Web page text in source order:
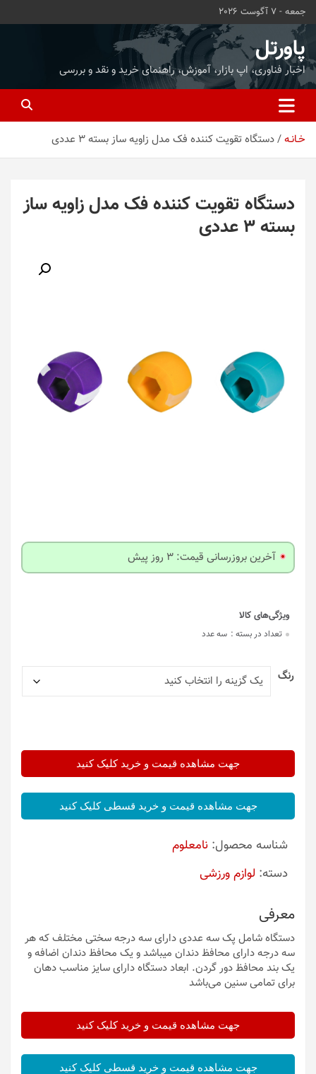
محتوا
بروید
جمعه - 7 آگوست 2026
پاورتل
اخبار فناوری، اپ بازار، آموزش، راهنمای خرید و نقد و بررسی
خـانـه دستگاه تقویت کننده فک مدل زاویه ساز بسته 3 عددی
دستگاه تقویت کننده فک مدل زاویه ساز
بسته 3 عددی
آخرین بروزرسانی قیمت: 3 روز پیش
تعداد در بسته : سه عدد
رنگ
جهت مشاهده قیمت و خرید کلیک کنید
جهت مشاهده قیمت و خرید قسطی کلیک کنید
شناسه محصول: نامعلوم
دسته: لوازم ورزشی
معرفی
دستگاه شامل پک سه عددی دارای سه درجه سختی مختلف که هر
سه درجه دارای محافظ دندان میباشد و یک محافظ دندان اضافه و
یک بند محافظ دور گردن. ابعاد دستگاه دارای سایز مناسب دهان
برای تمامی سنین می‌باشد
جهت مشاهده قیمت و خرید کلیک کنید
جهت مشاهده قیمت و خرید قسطی کلیک کنید